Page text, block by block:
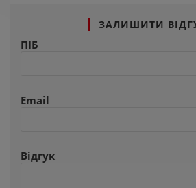
ЗАЛИШИТИ
ПІБ
Email
Відгук